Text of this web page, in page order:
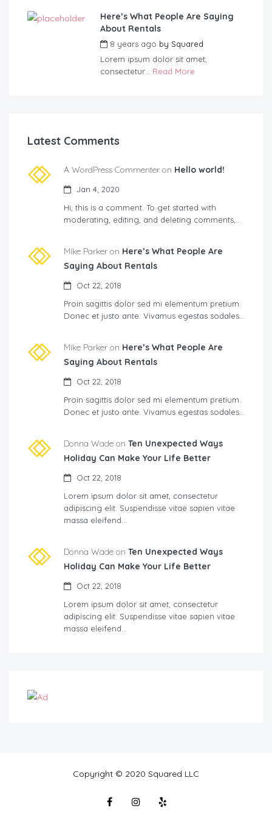
Here’s What People Are Saying
About Rentals
8 years ago by Squared
Lorem ipsum dolor sit amet,
consectetur... Read More
Latest Comments
A WordPress Commenter on Hello world!
Jan 4, 2020
Hi, this is a comment. To get started with
moderating, editing, and deleting comments,…
Mike Parker on Here’s What People Are
Saying About Rentals
Oct 22, 2018
Proin sagittis dolor sed mi elementum pretium.
Donec et justo ante. Vivamus egestas sodales…
Mike Parker on Here’s What People Are
Saying About Rentals
Oct 22, 2018
Proin sagittis dolor sed mi elementum pretium.
Donec et justo ante. Vivamus egestas sodales…
Donna Wade on Ten Unexpected Ways
Holiday Can Make Your Life Better
Oct 22, 2018
Lorem ipsum dolor sit amet, consectetur
adipiscing elit. Suspendisse vitae sapien vitae
massa eleifend…
Donna Wade on Ten Unexpected Ways
Holiday Can Make Your Life Better
Oct 22, 2018
Lorem ipsum dolor sit amet, consectetur
adipiscing elit. Suspendisse vitae sapien vitae
massa eleifend…
Copyright © 2020 Squared LLC